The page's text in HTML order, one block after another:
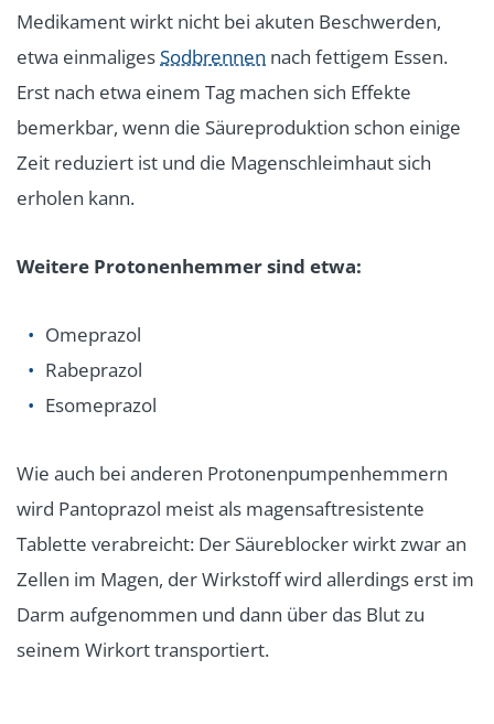
Medikament wirkt nicht bei akuten Beschwerden,
etwa einmaligesSodbrennen nach fettigem Essen.
Erst nach etwa einem Tag machen sich Effekte
bemerkbar, wenn die Säureproduktion schon einige
Zeit reduziert ist und die Magenschleimhaut sich
erholen kann.
Weitere Protonenhemmer sind etwa:
Omeprazol
Rabeprazol
Esomeprazol
Wie auch bei anderen Protonenpumpenhemmern
wird Pantoprazol meist als magensaftresistente
Tablette verabreicht: Der Säureblocker wirkt zwar an
Zellen im Magen, der Wirkstoff wird allerdings erst im
Darm aufgenommen und dann über das Blut zu
seinem Wirkort transportiert.